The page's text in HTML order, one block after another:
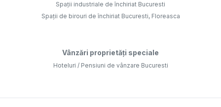
Spații industriale de închiriat Bucuresti
Spații de birouri de închiriat Bucuresti, Floreasca
Vânzări proprietăți speciale
Hoteluri / Pensiuni de vânzare Bucuresti